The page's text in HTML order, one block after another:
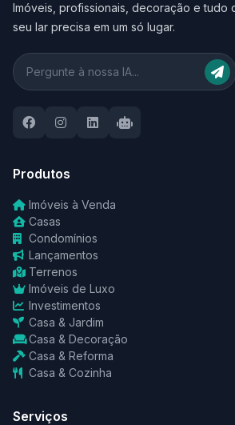
Imóveis, profissionais, decoração e tudo
seu lar precisa em um só lugar.
Produtos
Imóveis à Venda
Casas
Condomínios
Lançamentos
Terrenos
Imóveis de Luxo
Investimentos
Casa & Jardim
Casa & Decoração
Casa & Reforma
Casa & Cozinha
Serviços